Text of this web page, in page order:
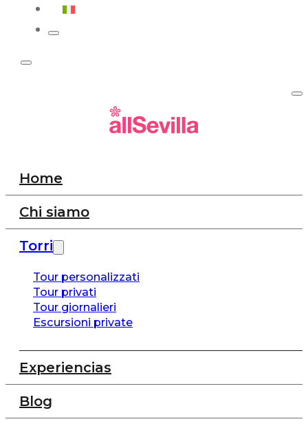
Home
Chi siamo
Torri
Tour personalizzati
Tour privati
Tour giornalieri
Escursioni private
Experiencias
Blog